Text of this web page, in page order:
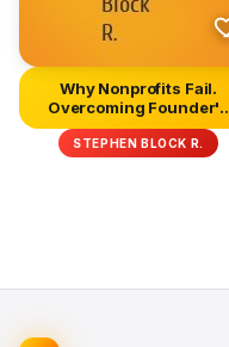
Why Nonprofits Fail.
Overcoming Founder's
Syndrome...
STEPHEN BLOCK R.